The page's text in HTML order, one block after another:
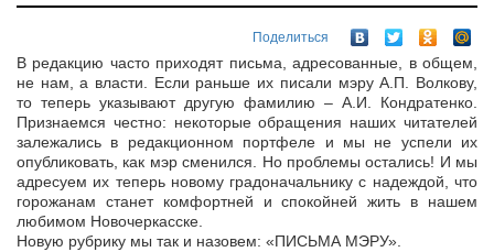
Поделиться
В редакцию часто приходят письма, адресованные, в общем,
не нам, а власти. Если раньше их писали мэру А.П. Волкову,
то теперь указывают другую фамилию – А.И. Кондратенко.
Признаемся честно: некоторые обращения наших читателей
залежались в редакционном портфеле и мы не успели их
опубликовать, как мэр сменился. Но проблемы остались! И мы
адресуем их теперь новому градоначальнику с надеждой, что
горожанам станет комфортней и спокойней жить в нашем
любимом Новочеркасске.
Новую рубрику мы так и назовем: «ПИСЬМА МЭРУ».